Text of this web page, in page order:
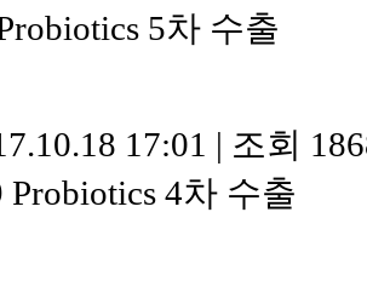
5차 수출
17:01 | 조회
Probiotics 4차 수출